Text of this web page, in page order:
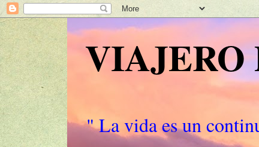
VIAJERO
" La vida es un